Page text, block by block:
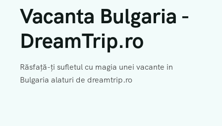
EXCURSII TURCIA
VACANTA BULGARIA
VACANTA CROATIA
Vacanta Bulgaria -
DreamTrip.ro
Răsfață-ți sufletul cu magia unei vacante in
Bulgaria alaturi de dreamtrip.ro